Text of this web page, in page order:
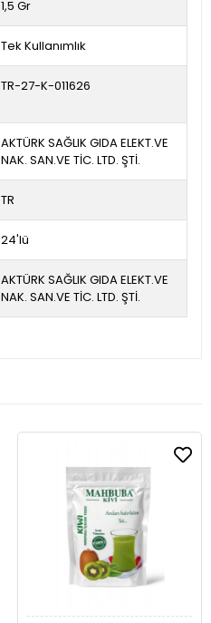
1,5 Gr
Tek Kullanımlık
TR-27-K-011626
AKTÜRK SAĞLIK GIDA ELEKT.VE
NAK. SAN.VE TİC. LTD. ŞTİ.
TR
24'lü
AKTÜRK SAĞLIK GIDA ELEKT.VE
NAK. SAN.VE TİC. LTD. ŞTİ.